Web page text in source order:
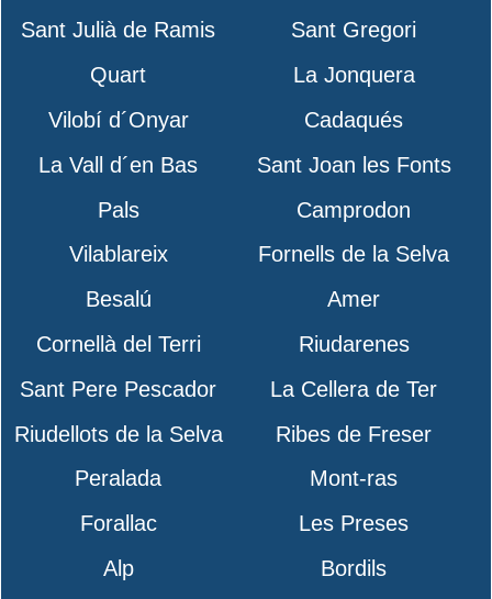
Sant Julià de Ramis
Sant Gregori
Quart
La Jonquera
Vilobí d´Onyar
Cadaqués
La Vall d´en Bas
Sant Joan les Fonts
Pals
Camprodon
Vilablareix
Fornells de la Selva
Besalú
Amer
Cornellà del Terri
Riudarenes
Sant Pere Pescador
La Cellera de Ter
Riudellots de la Selva
Ribes de Freser
Peralada
Mont-ras
Forallac
Les Preses
Alp
Bordils